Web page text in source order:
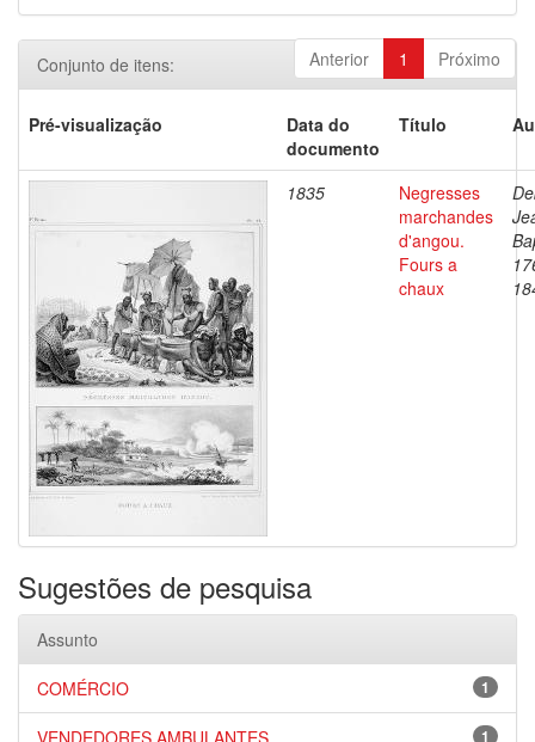
Anterior 1 Próximo
Conjunto de itens:
Pré-visualização
Data do
documento
Título
1835
Negresses
marchandes
d'angou.
Fours a
chaux
Sugestões de pesquisa
Assunto
1
COMÉRCIO
1
VENDEDORES AMBULANTES